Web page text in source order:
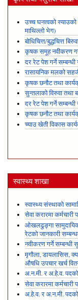
उच्च घनत्वको स्याउको
माथिल्लो भेग)
बोधिचित्त/बुद्धचित्त
कृषक समूह नवीकरण
दर रेट पेश गर्ने
रासायनिक मलको
कृषक छनौट तथा
सुन्तलाको विरुवा तथा
दर रेट पेश गर्ने
कृषक छनौट तथा
च्याउ खेती विकास
स्वास्थ्य शाखा
स्वास्थ्य संस्थाको
सेवा करारमा कर्मचारी
ओखलढुङ्गा सामुदायिक
रेटको जानकारी
नवीकरण गर्ने सम्बन्धी
मृगौला, डायलासिस,
औषधि उपचार खर्च
अ.न.मी. र अ.हे.व.
सेवा करारमा कर्मचारी
अ.हे.व. र अ.न.मी. पदको